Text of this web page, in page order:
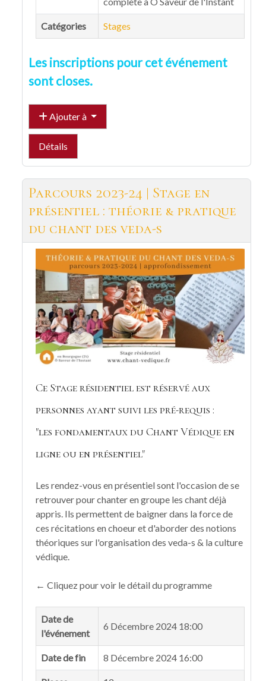
Catégories Stages
Les inscriptions pour cet événement
sont closes.
Ajouter à
Détails
Parcours 2023-24 | Stage en
présentiel : théorie & pratique
du chant des veda-s
Ce Stage résidentiel est réservé aux
personnes ayant suivi les pré-requis :
"les fondamentaux du Chant Védique en
ligne ou en présentiel"
Les rendez-vous en présentiel sont l'occasion de se
retrouver pour chanter en groupe les chant déjà
appris. Ils permettent de baigner dans la force de
ces récitations en choeur et d'aborder des notions
théoriques sur l'organisation des veda-s & la culture
védique.
← Cliquez pour voir le détail du programme
Date de
l'événement
6 Décembre 2024 18:00
Date de fin 8 Décembre 2024 16:00